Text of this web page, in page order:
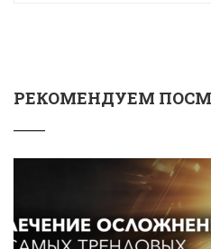
РЕКОМЕНДУЕМ